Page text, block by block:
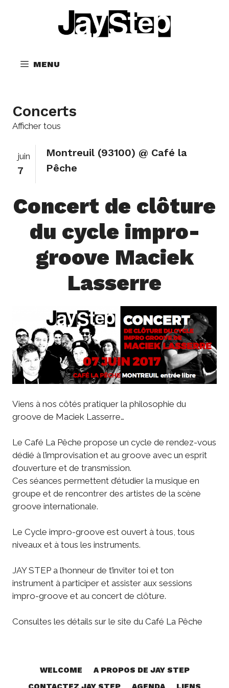
MENU
Concerts
Afficher tous
juin
7
Montreuil (93100) @ Café la
Pêche
Concert de clôture
du cycle impro-
groove Maciek
Lasserre
Viens à nos côtés pratiquer la philosophie du
groove de Maciek Lasserre…
Le Café La Pêche propose un cycle de rendez-vous
dédié à l’improvisation et au groove avec un esprit
d’ouverture et de transmission.
Ces séances permettent d’étudier la musique en
groupe et de rencontrer des artistes de la scène
groove internationale.
Le Cycle impro-groove est ouvert à tous, tous
niveaux et à tous les instruments.
JAY STEP a l’honneur de t’inviter toi et ton
instrument à participer et assister aux sessions
impro-groove et au concert de clôture.
Consultes les détails sur le site du Café La Pêche
WELCOME
A PROPOS DE JAY STEP